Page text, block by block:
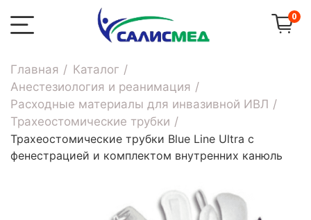
0
Главная
Каталог
Анестезиология и реанимация
Расходные материалы для инвазивной ИВЛ
Трахеостомические трубки
Трахеостомические трубки Blue Line Ultra с
фенестрацией и комплектом внутренних канюль